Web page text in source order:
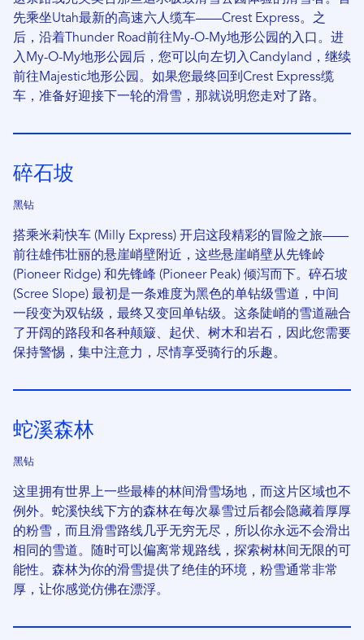
先乘坐Utah最新的高速六人缆车——Crest Express。之
后，沿着Thunder Road前往My-O-My地形公园的入口。进
入My-O-My地形公园后，您可以向左切入Candyland，继续
前往Majestic地形公园。如果您最终回到Crest Express缆
车，准备好迎接下一轮的滑雪，那就说明您走对了路。
碎石坡
黑钻
搭乘米莉快车 (Milly Express) 开启这段精彩的冒险之旅——
前往雄伟壮丽的悬崖峭壁附近，这些悬崖峭壁从先锋岭
(Pioneer Ridge) 和先锋峰 (Pioneer Peak) 倾泻而下。碎石坡
(Scree Slope) 最初是一条难度为黑色的单钻级雪道，中间
一段变为双钻级，最终又变回单钻级。这条陡峭的雪道融合
了开阔的路段和各种颠簸、起伏、树木和岩石，因此您需要
保持警惕，集中注意力，尽情享受骑行的乐趣。
蛇溪森林
黑钻
这里拥有世界上一些最棒的林间滑雪场地，而这片区域也不
例外。蛇溪快线下方的森林在每次暴雪过后都会隐藏着厚厚
的粉雪，而且滑雪路线几乎无穷无尽，所以你永远不会滑出
相同的雪道。随时可以偏离常规路线，探索树林间无限的可
能性。森林为你的滑雪提供了绝佳的环境，粉雪通常非常
厚，让你感觉仿佛在漂浮。